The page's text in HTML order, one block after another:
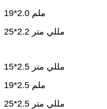
19*2.0 ملم
25*2.2 مللي متر
15*2.5 مللي متر
19*2.5 ملم
25*2.5 مللي متر